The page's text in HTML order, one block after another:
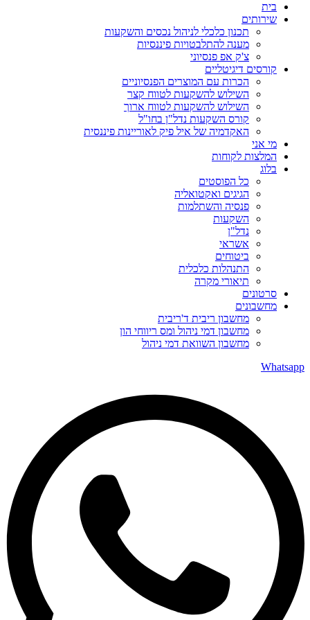
בית
שירותים
תכנון כלכלי לניהול נכסים והשקעות
מענה להתלבטויות פיננסיות
צ'ק אפ פנסיוני
קורסים דיגיטליים
הכרות עם המוצרים הפנסיוניים
השילוש להשקעות לטווח קצר
השילוש להשקעות לטווח ארוך
קורס השקעות נדל"ן בחו"ל
האקדמיה של איל פיק לאוריינות פיננסית
מי אני
המלצות לקוחות
בלוג
כל הפוסטים
הגיגים ואקטואליה
פנסיה והשתלמות
השקעות
נדל"ן
אשראי
ביטוחים
התנהלות כלכלית
תיאורי מקרה
סרטונים
מחשבונים
מחשבון ריבית ד'ריבית
מחשבון דמי ניהול ומס ריווחי הון
מחשבון השוואת דמי ניהול
Whatsapp